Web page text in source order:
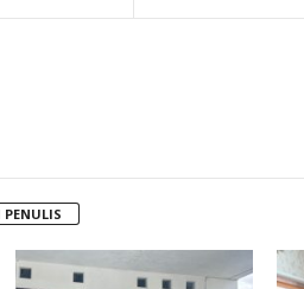
PENULIS